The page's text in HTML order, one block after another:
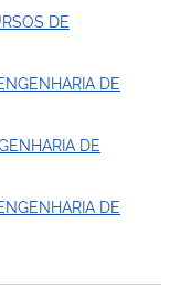
DE
DE
DE
DE